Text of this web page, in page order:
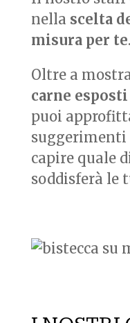
nella scelta
misura per te.
Oltre a
carne
puoi
suggerimenti
capire quale
soddisferà le